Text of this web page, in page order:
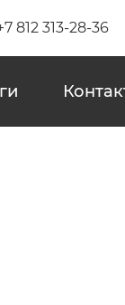
812 313-28-36